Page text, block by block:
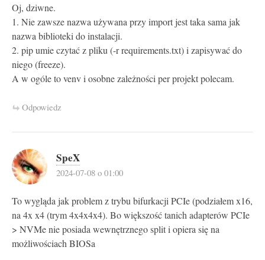
Oj, dziwne.
1. Nie zawsze nazwa używana przy import jest taka sama jak
nazwa biblioteki do instalacji.
2. pip umie czytać z pliku (-r requirements.txt) i zapisywać do
niego (freeze).
A w ogóle to venv i osobne zależności per projekt polecam.
Odpowiedz
SpeX
2024-07-08 o 01:00
To wygląda jak problem z trybu bifurkacji PCIe (podziałem x16,
na 4x x4 (trym 4x4x4x4). Bo większość tanich adapterów PCIe
> NVMe nie posiada wewnętrznego split i opiera się na
możliwościach BIOSa